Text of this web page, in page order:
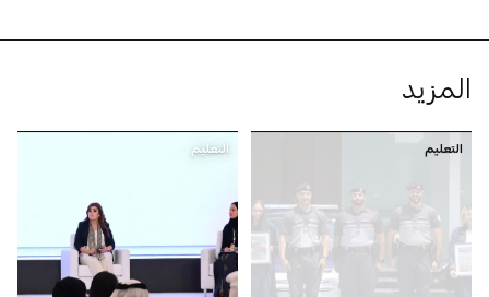
المزيد
التعليم التعليم